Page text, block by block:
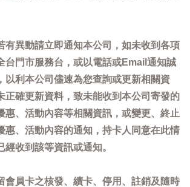
有異動請立即通知本公司，如未收到各項
台門市服務台，或以電話或Email通知誠
以利本公司儘速為您查詢或更新相關資
正確更新資料，致未能收到本公司寄發的
惠、活動內容等相關資訊，或變更、終止
惠、活動內容的通知，持卡人同意在此情
經收到該等資訊或通知。
會員卡之核發、續卡、停用、註銷及隨時